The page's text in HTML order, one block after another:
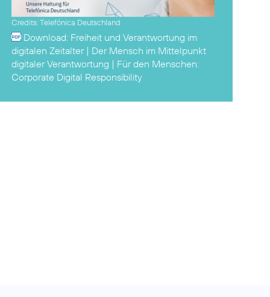
Credits: Telefónica Deutschland
Download: Freiheit und Verantwortung im
digitalen Zeitalter | Der Mensch im Mittelpunkt
digitaler Verantwortung | Für den Menschen:
Corporate Digital Responsibility